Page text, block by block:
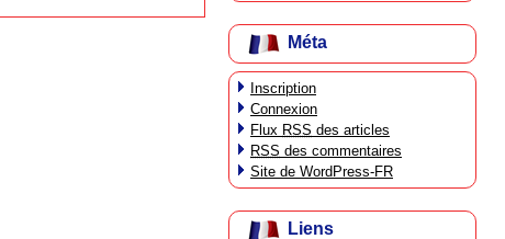
Méta
Inscription
Connexion
Flux RSS des articles
RSS des commentaires
Site de WordPress-FR
Liens